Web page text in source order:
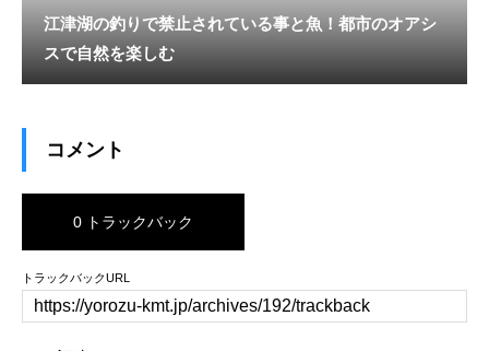
江津湖の釣りで禁止されている事と魚！都市のオアシ
スで自然を楽しむ
コメント
0 トラックバック
トラックバックURL